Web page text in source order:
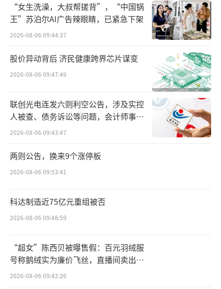
此外，值得注意的是，在本次处罚之前，
安德玛在国内的这家总经销商就曾多次出现产
品以假充真、以次充好以及虚假宣传等情况。
天眼查显示，安德阿镆贸易(上海)有限公司有9
条历史行政处罚记录，共计罚没超百万元。
安德玛（Under Armour）是美国体育运动
装备品牌，曾以高端、专业等特点受到消费者
欢迎。据媒体报道，2015年前后，发展速度迅
场上仅次于耐克的第二大运动品牌。
影响而首次出现亏损的安德玛，陷入了一段时
间的业绩低迷期，直至2019年底才终于恢复盈
主的销售模式的它，刚喘口气便被突然而来的
疫情打了个措手不及，2020年公司营收同比下
降了15%，再陷亏损。
“女生洗澡，大叔帮搓背”，“中国锅
王”苏泊尔AI广告辣眼睛，已紧急下架
2026-08-06 09:44:37
股价异动背后 济民健康跨界芯片谋变
2026-08-06 09:47:49
联创光电连发六则利空公告，涉及实控
人被查、债务诉讼等问题，会计师事务
所曾出具“保留意见”
2026-08-06 09:43:47
两则公告，换来9个涨停板
2026-08-06 09:53:41
科达制造近75亿元重组被否
2026-08-06 09:48:59
“超女”陈西贝被曝售假：百元羽绒服
号称鹅绒实为廉价飞丝，直播间卖出超
百万元
2026-08-06 09:42:26